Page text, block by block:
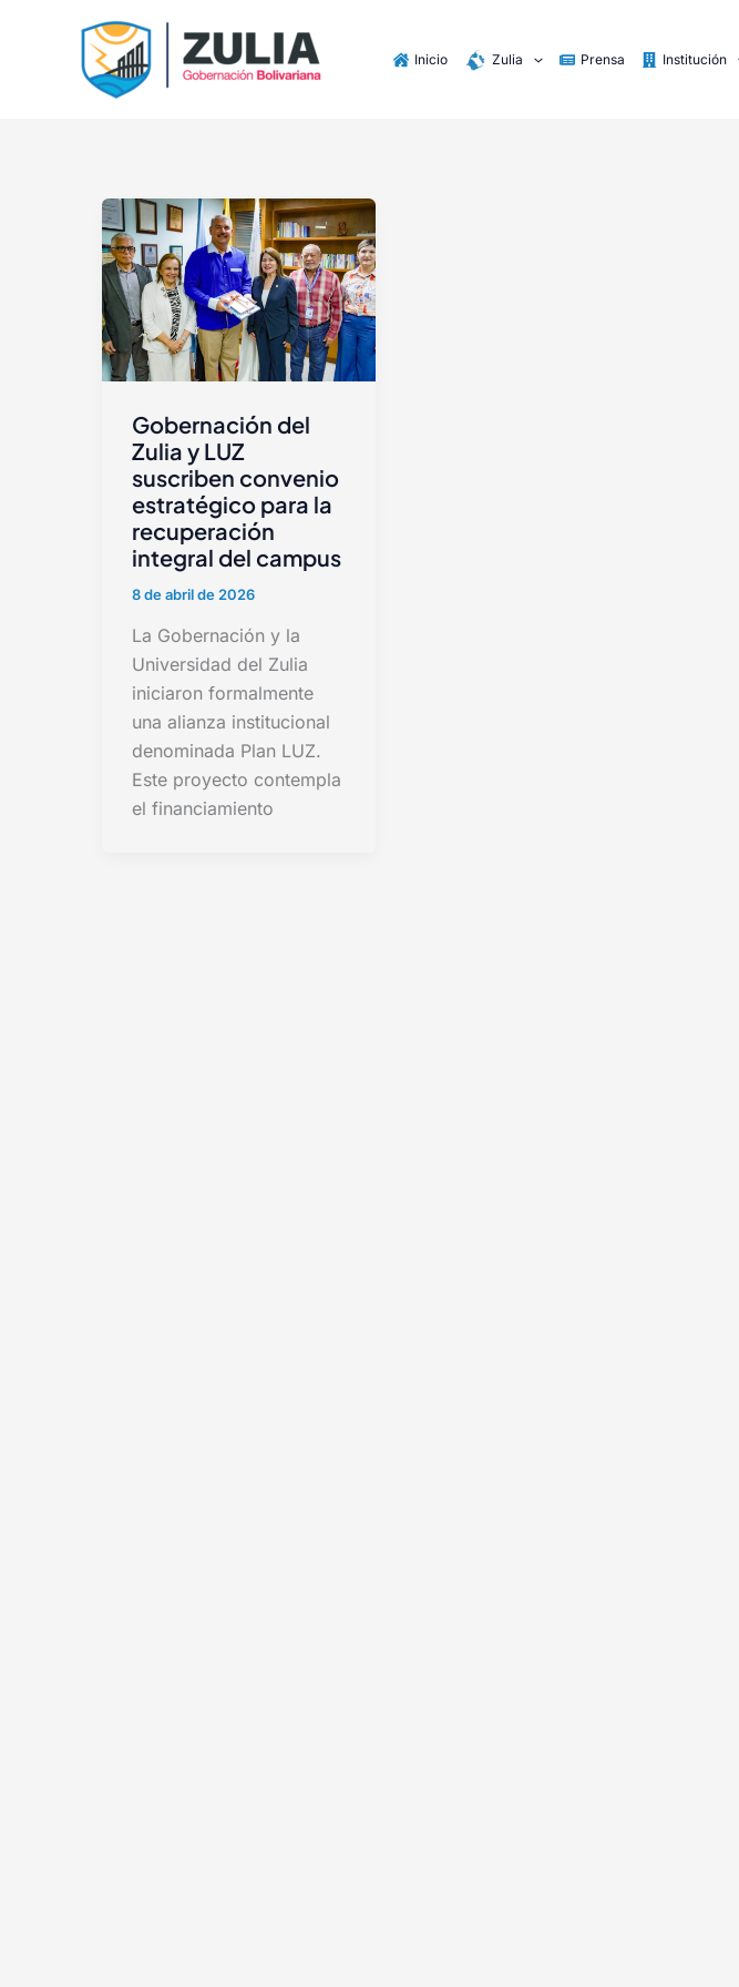
contenido
Inicio Zulia Prensa Institución
Gobernación del
Zulia y LUZ
suscriben convenio
estratégico para la
recuperación
integral del campus
8 de abril de 2026
La Gobernación y la
Universidad del Zulia
iniciaron formalmente
una alianza institucional
denominada Plan LUZ.
Este proyecto contempla
el financiamiento